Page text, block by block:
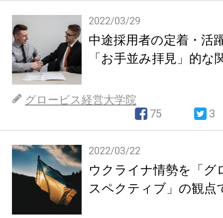
2022/03/29
中途採用者の定着・活
「お手並み拝見」的な
グロービス経営大学院
75
3
2022/03/22
ウクライナ情勢を「グ
スペクティブ」の観点